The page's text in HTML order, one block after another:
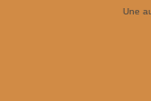
Une